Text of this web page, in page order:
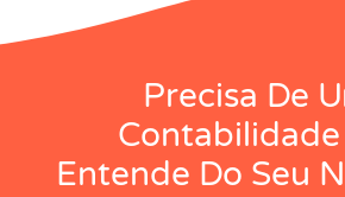
Precisa De
Entende Do Seu